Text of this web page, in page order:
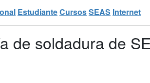
EstudianteCursosSEAS Internet
de soldadura de